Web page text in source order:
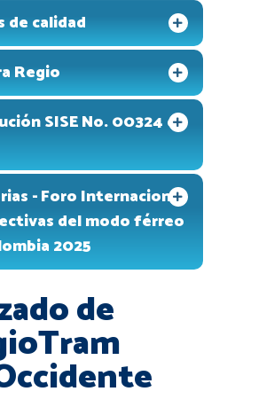
de calidad
Regio
SISE No. 00324 de
- Foro Internacional
del modo férreo
2025
de